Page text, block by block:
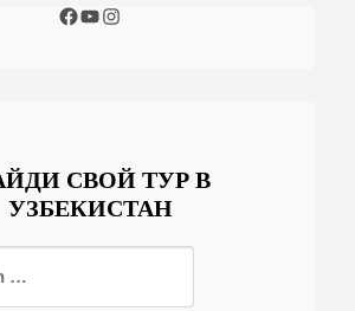
СВОЙ ТУР В
УЗБЕКИСТАН